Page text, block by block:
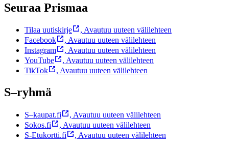
Seuraa Prismaa
Tilaa uutiskirje , Avautuu uuteen välilehteen
Facebook
, Avautuu uuteen välilehteen
Instagram
, Avautuu uuteen välilehteen
YouTube
, Avautuu uuteen välilehteen
TikTok
, Avautuu uuteen välilehteen
S–ryhmä
S–kaupat.fi , Avautuu uuteen välilehteen
Sokos.fi
, Avautuu uuteen välilehteen
S-Etukortti.fi
, Avautuu uuteen välilehteen